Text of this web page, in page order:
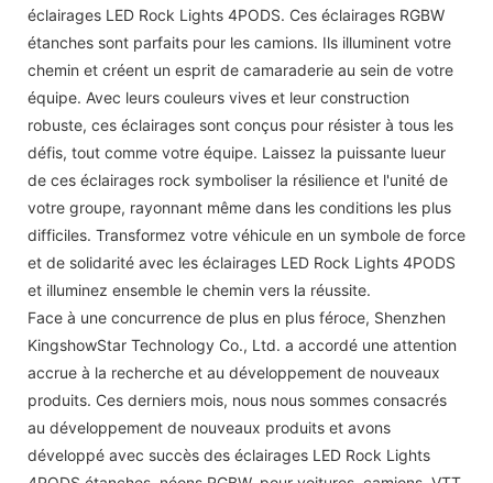
éclairages LED Rock Lights 4PODS. Ces éclairages RGBW
étanches sont parfaits pour les camions. Ils illuminent votre
chemin et créent un esprit de camaraderie au sein de votre
équipe. Avec leurs couleurs vives et leur construction
robuste, ces éclairages sont conçus pour résister à tous les
défis, tout comme votre équipe. Laissez la puissante lueur
de ces éclairages rock symboliser la résilience et l'unité de
votre groupe, rayonnant même dans les conditions les plus
difficiles. Transformez votre véhicule en un symbole de force
et de solidarité avec les éclairages LED Rock Lights 4PODS
et illuminez ensemble le chemin vers la réussite.
Face à une concurrence de plus en plus féroce, Shenzhen
KingshowStar Technology Co., Ltd. a accordé une attention
accrue à la recherche et au développement de nouveaux
produits. Ces derniers mois, nous nous sommes consacrés
au développement de nouveaux produits et avons
développé avec succès des éclairages LED Rock Lights